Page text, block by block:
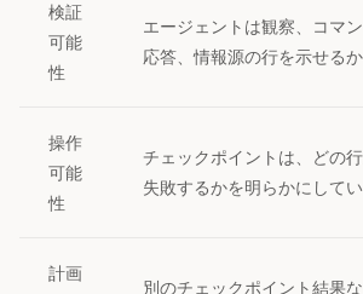
検証
可能
性
エージェントは観察、コマ
応答、情報源の行を示せるか
操作
可能
性
チェックポイントは、どの
失敗するかを明らかにしてい
計画
別のチェックポイント結果